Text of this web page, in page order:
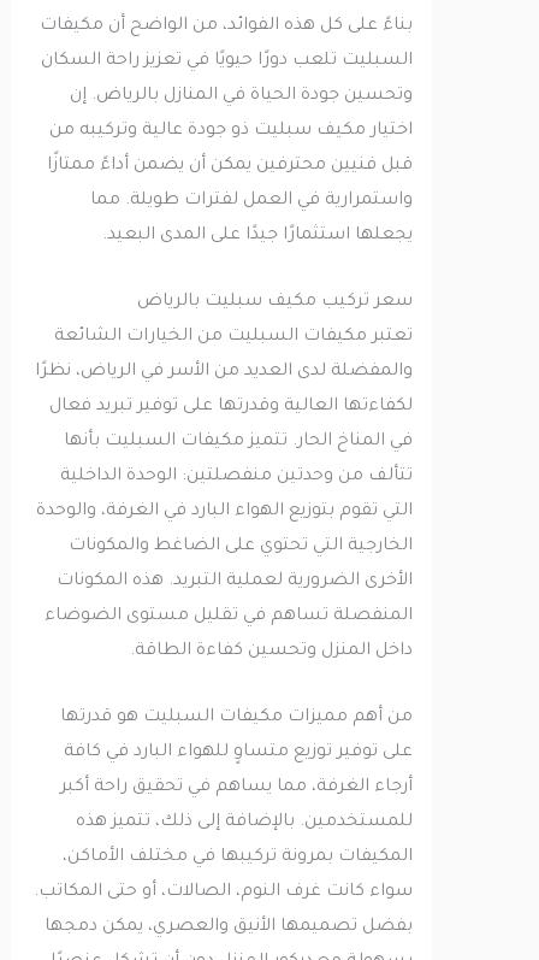
بناءً على كل هذه الفوائد، من الواضح أن مكيفات
السبليت تلعب دورًا حيويًا في تعزيز راحة السكان
وتحسين جودة الحياة في المنازل بالرياض. إن
اختيار مكيف سبليت ذو جودة عالية وتركيبه من
قبل فنيين محترفين يمكن أن يضمن أداءً ممتازًا
واستمرارية في العمل لفترات طويلة. مما
يجعلها استثمارًا جيدًا على المدى البعيد.
سعر تركيب مكيف سبليت بالرياض
تعتبر مكيفات السبليت من الخيارات الشائعة
والمفضلة لدى العديد من الأسر في الرياض، نظرًا
لكفاءتها العالية وقدرتها على توفير تبريد فعال
في المناخ الحار. تتميز مكيفات السبليت بأنها
تتألف من وحدتين منفصلتين: الوحدة الداخلية
التي تقوم بتوزيع الهواء البارد في الغرفة، والوحدة
الخارجية التي تحتوي على الضاغط والمكونات
الأخرى الضرورية لعملية التبريد. هذه المكونات
المنفصلة تساهم في تقليل مستوى الضوضاء
داخل المنزل وتحسين كفاءة الطاقة.
من أهم مميزات مكيفات السبليت هو قدرتها
على توفير توزيع متساوٍ للهواء البارد في كافة
أرجاء الغرفة، مما يساهم في تحقيق راحة أكبر
للمستخدمين. بالإضافة إلى ذلك، تتميز هذه
المكيفات بمرونة تركيبها في مختلف الأماكن،
سواء كانت غرف النوم، الصالات، أو حتى المكاتب.
بفضل تصميمها الأنيق والعصري، يمكن دمجها